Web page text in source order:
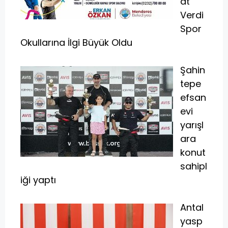
Verdi
Spor
Okullarına İlgi Büyük Oldu
Şahin
tepe
efsan
evi
yarışl
ara
konut
sahipl
iği yaptı
Antal
yasp